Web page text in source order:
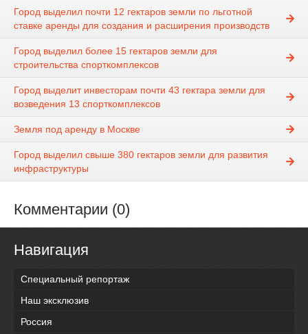
Город выделил почти 12 гектаров земли по льготной
ставке аренды для создания и расширения производств
Город выделил более 15 гектаров земли для
строительства спорткомплексов
Город выделит инвесторам почти 43 гектара земли для
возведения 13 спорткомплексов
Земля под аренду в Москве
Город выделил свыше 380 гектаров земли для развития
инфраструктуры
Комментарии (0)
Навигация
Специальный репортаж
Наш эксклюзив
Россия